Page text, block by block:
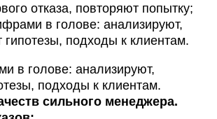
отказа, повторяют попытку;
в голове: анализируют,
гипотезы, подходы к клиентам.
в голове: анализируют,
подходы к клиентам.
сильного менеджера.